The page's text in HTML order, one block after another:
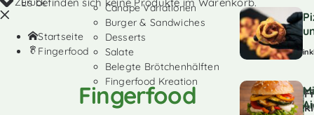
Startseite
Fingerfood
Fingerfood
Canape Variationen
Burger & Sandwiches
Desserts
Salate
Belegte Brötchenhälften
Fingerfood Kreation